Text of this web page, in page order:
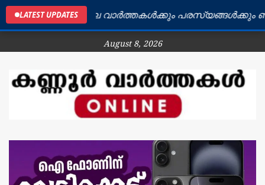
LATEST UPDATES
ജില്ലയിലെ വാർത്തകൾക്കും പരസ്യങ്ങൾക്കും
August 8, 2026